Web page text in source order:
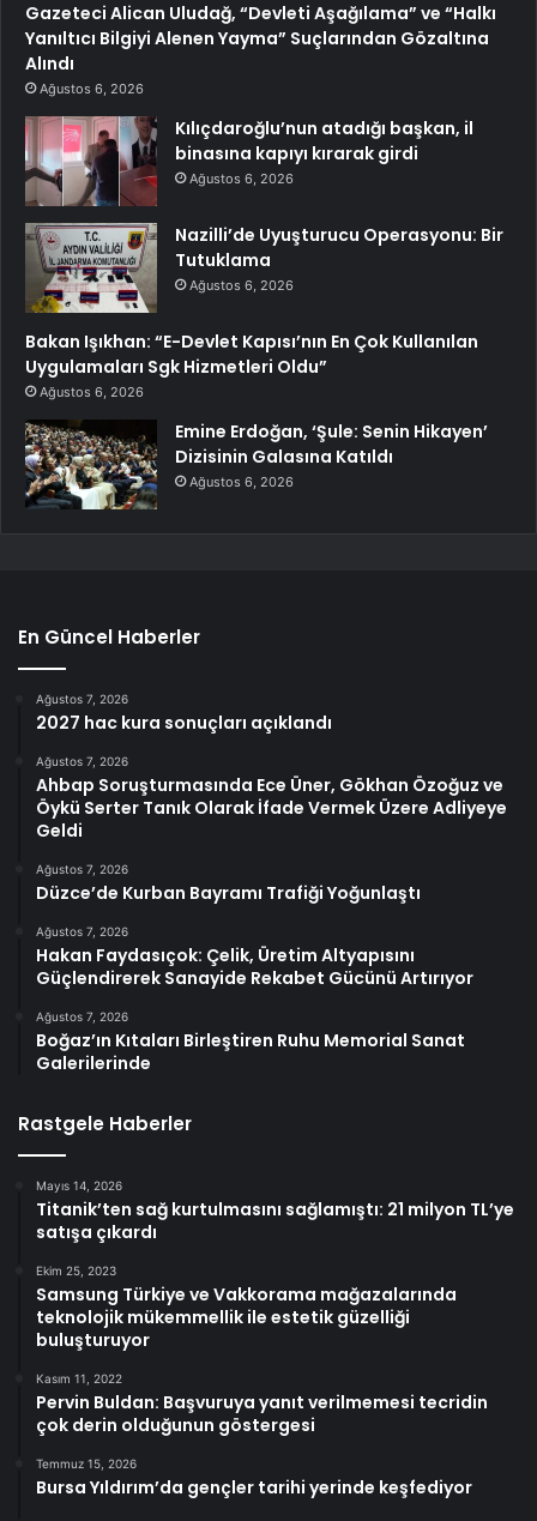
Gazeteci Alican Uludağ, “Devleti Aşağılama” ve “Halkı
Yanıltıcı Bilgiyi Alenen Yayma” Suçlarından Gözaltına
Alındı
Ağustos 6, 2026
Kılıçdaroğlu’nun atadığı başkan, il
binasına kapıyı kırarak girdi
Ağustos 6, 2026
Nazilli’de Uyuşturucu Operasyonu: Bir
Tutuklama
Ağustos 6, 2026
Bakan Işıkhan: “E-Devlet Kapısı’nın En Çok Kullanılan
Uygulamaları Sgk Hizmetleri Oldu”
Ağustos 6, 2026
Emine Erdoğan, ‘Şule: Senin Hikayen’
Dizisinin Galasına Katıldı
Ağustos 6, 2026
En Güncel Haberler
Ağustos 7, 2026
2027 hac kura sonuçları açıklandı
Ağustos 7, 2026
Ahbap Soruşturmasında Ece Üner, Gökhan Özoğuz ve
Öykü Serter Tanık Olarak İfade Vermek Üzere Adliyeye
Geldi
Ağustos 7, 2026
Düzce’de Kurban Bayramı Trafiği Yoğunlaştı
Ağustos 7, 2026
Hakan Faydasıçok: Çelik, Üretim Altyapısını
Güçlendirerek Sanayide Rekabet Gücünü Artırıyor
Ağustos 7, 2026
Boğaz’ın Kıtaları Birleştiren Ruhu Memorial Sanat
Galerilerinde
Rastgele Haberler
Mayıs 14, 2026
Titanik’ten sağ kurtulmasını sağlamıştı: 21 milyon TL’ye
satışa çıkardı
Ekim 25, 2023
Samsung Türkiye ve Vakkorama mağazalarında
teknolojik mükemmellik ile estetik güzelliği
buluşturuyor
Kasım 11, 2022
Pervin Buldan: Başvuruya yanıt verilmemesi tecridin
çok derin olduğunun göstergesi
Temmuz 15, 2026
Bursa Yıldırım’da gençler tarihi yerinde keşfediyor